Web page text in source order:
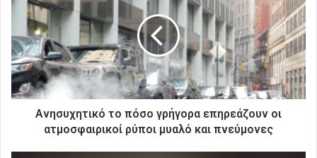
η
η
λ
ε
κ
τ
Ανησυχητικό το πόσο γρήγορα επηρεάζουν οι
ατμοσφαιρικοί ρύποι μυαλό και πνεύμονες